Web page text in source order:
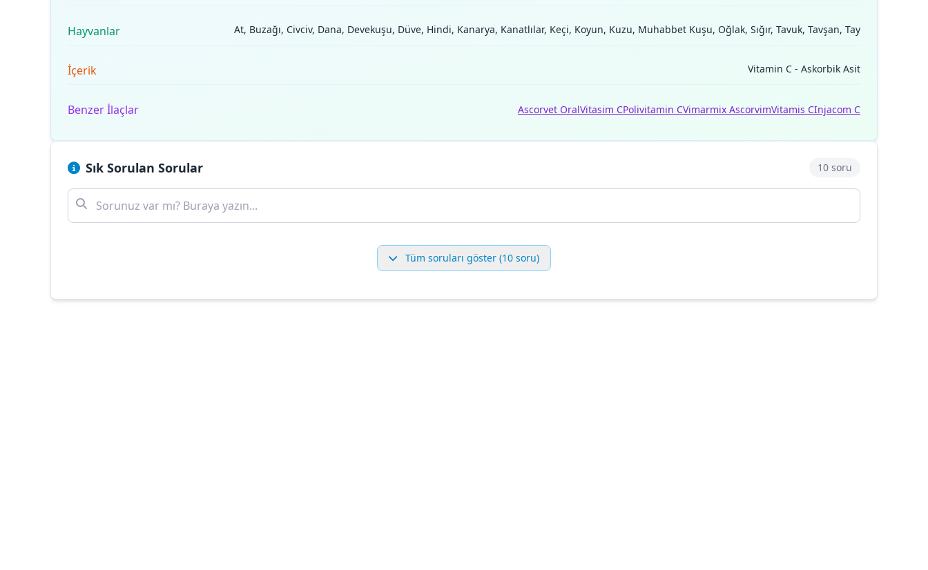
Hayvanlar At, Buzağı, Civciv, Dana, Devekuşu, Düve, Hindi, Kanarya, Kanatlılar, Keçi, Koyun, Kuzu, Muhabbet Kuşu, Oğlak, Sığır, Tavuk, Tavşan, Tay
İçerik Vitamin C - Askorbik Asit
Benzer İlaçlar Ascorvet OralVitasim CPolivitamin CVimarmix AscorvimVitamis CInjacom C
Sık Sorulan Sorular 10 soru
Tüm soruları göster (10 soru)